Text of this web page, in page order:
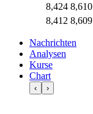
8,424 8,610
8,412 8,609
Nachrichten
Analysen
Kurse
Chart
‹ ›